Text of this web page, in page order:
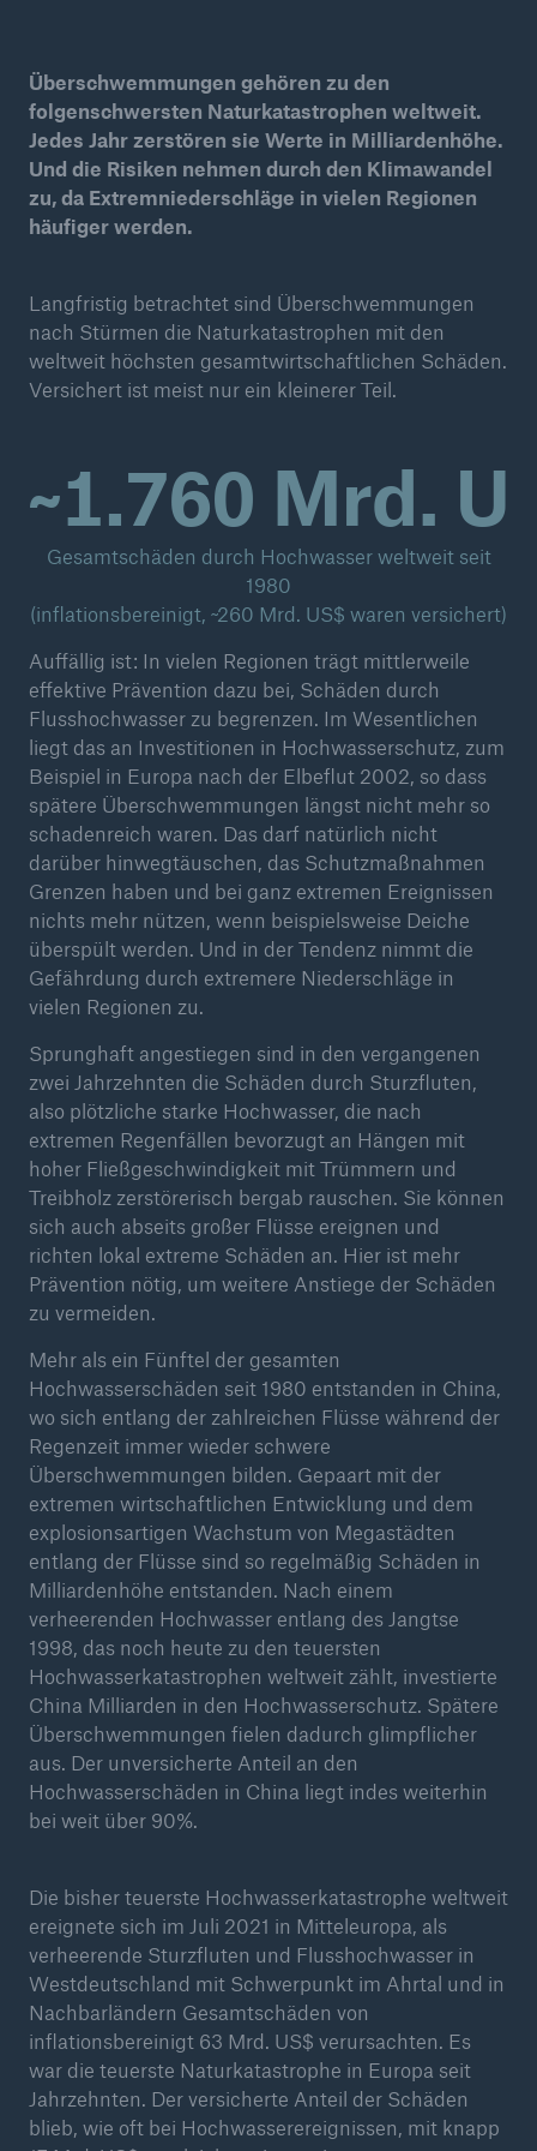
Überschwemmungen gehören zu den
folgenschwersten Naturkatastrophen weltweit.
Jedes Jahr zerstören sie Werte in Milliardenhöhe.
Und die Risiken nehmen durch den Klimawandel
zu, da Extremniederschläge in vielen Regionen
häufiger werden.
Langfristig betrachtet sind Überschwemmungen
nach Stürmen die Naturkatastrophen mit den
weltweit höchsten gesamtwirtschaftlichen Schäden.
Versichert ist meist nur ein kleinerer Teil.
~1.760 Mrd.
Gesamtschäden durch Hochwasser weltweit seit
1980
(inflationsbereinigt, ~260 Mrd. US$ waren versichert)
Auffällig ist: In vielen Regionen trägt mittlerweile
effektive Prävention dazu bei, Schäden durch
Flusshochwasser zu begrenzen. Im Wesentlichen
liegt das an Investitionen in Hochwasserschutz, zum
Beispiel in Europa nach der Elbeflut 2002, so dass
spätere Überschwemmungen längst nicht mehr so
schadenreich waren. Das darf natürlich nicht
darüber hinwegtäuschen, das Schutzmaßnahmen
Grenzen haben und bei ganz extremen Ereignissen
nichts mehr nützen, wenn beispielsweise Deiche
überspült werden. Und in der Tendenz nimmt die
Gefährdung durch extremere Niederschläge in
vielen Regionen zu.
Sprunghaft angestiegen sind in den vergangenen
zwei Jahrzehnten die Schäden durch Sturzfluten,
also plötzliche starke Hochwasser, die nach
extremen Regenfällen bevorzugt an Hängen mit
hoher Fließgeschwindigkeit mit Trümmern und
Treibholz zerstörerisch bergab rauschen. Sie können
sich auch abseits großer Flüsse ereignen und
richten lokal extreme Schäden an. Hier ist mehr
Prävention nötig, um weitere Anstiege der Schäden
zu vermeiden.
Mehr als ein Fünftel der gesamten
Hochwasserschäden seit 1980 entstanden in China,
wo sich entlang der zahlreichen Flüsse während der
Regenzeit immer wieder schwere
Überschwemmungen bilden. Gepaart mit der
extremen wirtschaftlichen Entwicklung und dem
explosionsartigen Wachstum von Megastädten
entlang der Flüsse sind so regelmäßig Schäden in
Milliardenhöhe entstanden. Nach einem
verheerenden Hochwasser entlang des Jangtse
1998, das noch heute zu den teuersten
Hochwasserkatastrophen weltweit zählt, investierte
China Milliarden in den Hochwasserschutz. Spätere
Überschwemmungen fielen dadurch glimpflicher
aus. Der unversicherte Anteil an den
Hochwasserschäden in China liegt indes weiterhin
bei weit über 90%.
Die bisher teuerste Hochwasserkatastrophe weltweit
ereignete sich im Juli 2021 in Mitteleuropa, als
verheerende Sturzfluten und Flusshochwasser in
Westdeutschland mit Schwerpunkt im Ahrtal und in
Nachbarländern Gesamtschäden von
inflationsbereinigt 63 Mrd. US$ verursachten. Es
war die teuerste Naturkatastrophe in Europa seit
Jahrzehnten. Der versicherte Anteil der Schäden
blieb, wie oft bei Hochwasserereignissen, mit knapp
Marine Trend Radar 2025
Versicherungslücke: der Anteil der nicht
versicherten Schäden aus Naturkatastrophen
seit 1980 beträgt
71.8%
Lösungen
Sachdeckung durch einen leistungsfähigen
Rückversicherungspartner
Fakten
CLARA reduziert die Wartezeit bis zur
Leistungsentscheidung in der BU-
Versicherung bis zu
50 %
Cyber
Geschätzte globale wirtschaftliche Kosten der
600 bn
US Dollar im Jahr 2018